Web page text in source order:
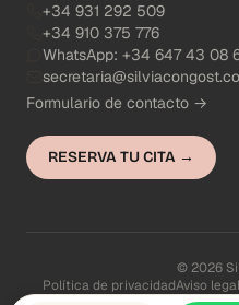
+34 931 292 509
+34 910 375 776
WhatsApp: +34 647 43 08
Formulario de contacto →
RESERVA TU CITA →
© 2026
Política de privacidadAviso legal